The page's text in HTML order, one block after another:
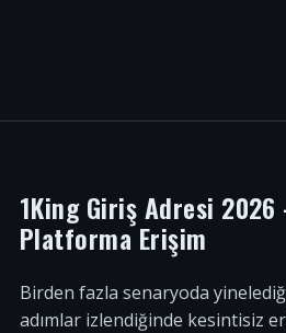
1King Giriş Adresi 2026
Platforma Erişim
Birden fazla senaryoda
adımlar izlendiğinde kesintisiz